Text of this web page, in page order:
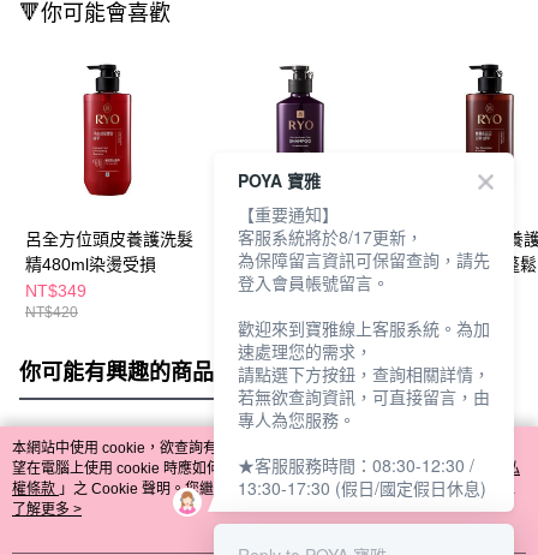
🔻你可能會喜歡
呂全方位頭皮養護洗髮
精480ml染燙受損
NT$349
NT$420
呂 滋養韌髮洗髮精
400ml敏感性頭皮適用
NT$420
呂全方位頭皮養
精480ml豐盈蓬鬆
你可能有興趣的商品 全站排行
熱門標籤
本網站中使用 cookie，欲查詢有關本網站使用 cookie 方式之詳情，及若您不希
望在電腦上使用 cookie 時應如何變更電腦的 cookie 設定，請參閱本網站「
隱私
權條款 」之 Cookie 聲明。您繼續使用本網站即表示您同意本公司得按本網站使
用條款之 Cookie 聲明使用 cookie。
了解更多 >
POYA 寶雅
【重要通知】
客服系統將於8/17更新，
為保障留言資訊可保留查詢，請先
登入會員帳號留言。
歡迎來到寶雅線上客服系統。為加
速處理您的需求，
請點選下方按鈕，查詢相關詳情，
若無欲查詢資訊，可直接留言，由
專人為您服務。
★客服服務時間：08:30-12:30 /
13:30-17:30 (假日/國定假日休息)